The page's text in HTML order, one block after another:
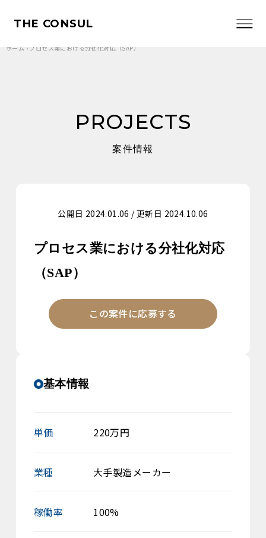
THE CONSUL
ホーム › プロセス業における分社化対応（SAP）
PROJECTS
案件情報
基本情報
単価 220万円
業種 大手製造メーカー
稼働率 100%
公開日 2024.01.06 / 更新日 2024.10.06
プロセス業における分社化対応
（SAP）
この案件に応募する